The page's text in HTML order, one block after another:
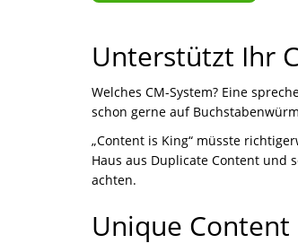
Unterstützt Ihr
Welches CM-System? Eine
schon gerne auf
„Content is King“ müsste
Haus aus Duplicate Content und
achten.
Unique Content